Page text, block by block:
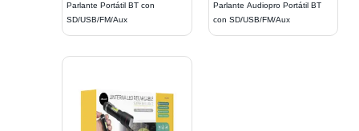
Parlante Portátil BT con
SD/USB/FM/Aux
Parlante Audiopro Portátil BT
con SD/USB/FM/Aux